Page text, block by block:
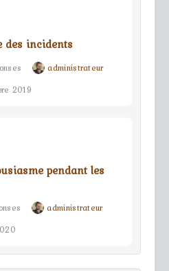
des incidents
administrateur
2019
pendant les
administrateur